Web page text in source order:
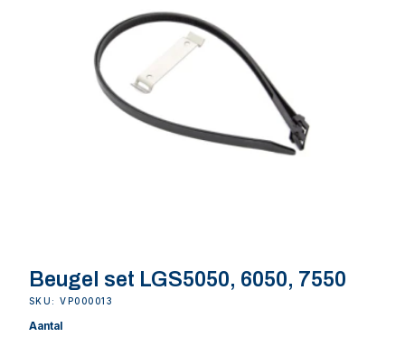
Beugel set LGS5050, 6050, 7550
SKU: VP000013
Aantal